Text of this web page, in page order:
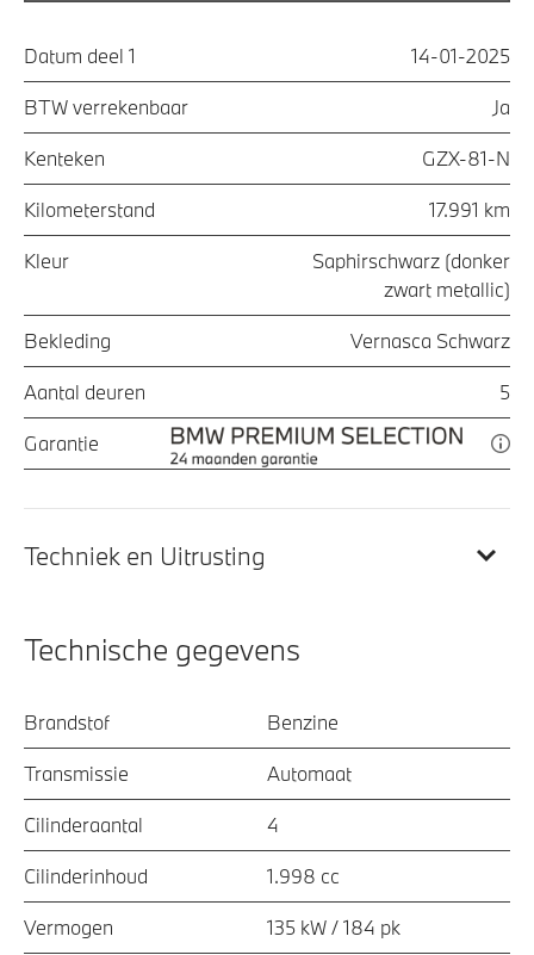
Datum deel 1 14-01-2025
BTW verrekenbaar Ja
Kenteken GZX-81-N
Kilometerstand 17.991 km
Kleur
Saphirschwarz (donker
zwart metallic)
Bekleding Vernasca Schwarz
Aantal deuren 5
Garantie
Techniek en Uitrusting
Technische gegevens
Brandstof Benzine
Transmissie Automaat
Cilinderaantal 4
Cilinderinhoud 1.998 cc
Vermogen 135 kW / 184 pk